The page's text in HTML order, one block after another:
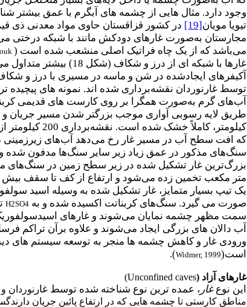
وجود دارد. مثال هایی از چشمه های آبگرم با عمق بیشتر
تیویا مویان[19] در کشور قزاقستان حاوی مواد معدنی ذی
مجارستان به‌صورت غارهای دودکش مانند با شبکه درختی
می‌باشد که از یک چاه فراتیک اصلی منشعب شده است (
توسط غارنوردان نقشه‌برداری شده اند. نمونه های پیچیده
آب‌های گرم به‌صورت همگرا بر روی کارست های قدیمی
طریق لایه رسوبی آواری موجب بزرگتر شدن مسیر جریان و
که افت سطح آب در مسیر غار رخ می‌دهد آب‌های زیرزمینی
سنگ‌های مذکور در عمق زیاد زیر سایر سنگ‌ها مدفون شده و
بزرگ‌ترین غار تشکیل شده در زیر سطح زمین در سنگ‌های
متر مکعب تخمین زده می‌شود و ارتفاع از کف تا سقف بیش از 1340 متر
یک تیپ بسیار متمایز، غار تشکیل شده به وسیله اسید
صورت می گیرد. سنگ‌های کربناتت اکسیده شده و به H2SO4
آب دالان های بزرگی ایجاد می‌شوند و علاوه برآن تراکم
ورودی غار و کاهش چشمه ها منجر به توسعه سیستم های
است(Widmer, 1999
).
غار های آزاد (Unconfined caves
)
این نوعغار ، عمده ترین نوع شناخته شده توسط غار نوردان
مناطق کارستی تا چشمه هایی که در ارتفاع پائین جریان